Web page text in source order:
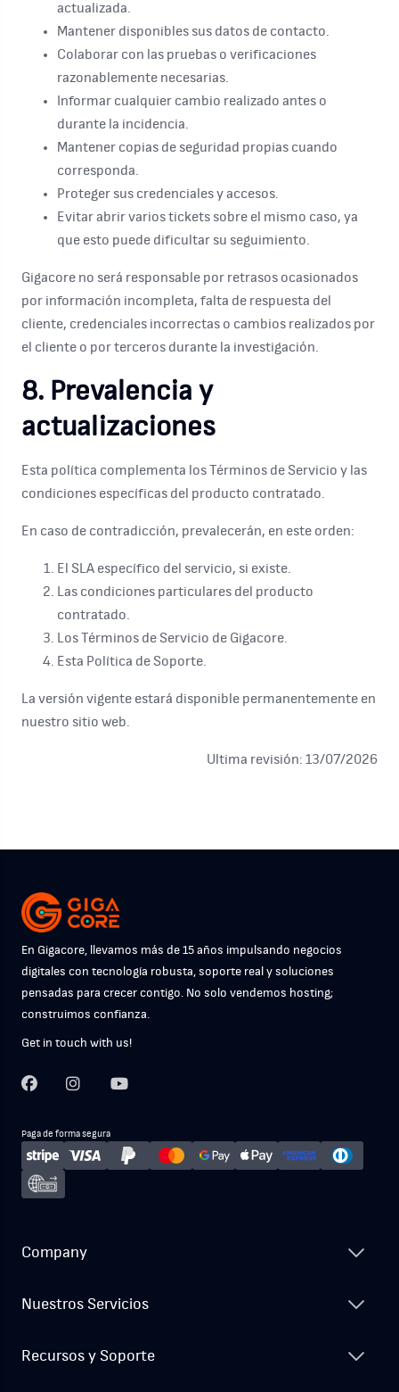
actualizada.
Mantener disponibles sus datos de contacto.
Colaborar con las pruebas o verificaciones
razonablemente necesarias.
Informar cualquier cambio realizado antes o
durante la incidencia.
Mantener copias de seguridad propias cuando
corresponda.
Proteger sus credenciales y accesos.
Evitar abrir varios tickets sobre el mismo caso, ya
que esto puede dificultar su seguimiento.
Gigacore no será responsable por retrasos ocasionados
por información incompleta, falta de respuesta del
cliente, credenciales incorrectas o cambios realizados por
el cliente o por terceros durante la investigación.
8. Prevalencia y
actualizaciones
Esta política complementa los Términos de Servicio y las
condiciones específicas del producto contratado.
En caso de contradicción, prevalecerán, en este orden:
El SLA específico del servicio, si existe.
Las condiciones particulares del producto
contratado.
Los Términos de Servicio de Gigacore.
Esta Política de Soporte.
La versión vigente estará disponible permanentemente en
nuestro sitio web.
Ultima revisión: 13/07/2026
En Gigacore, llevamos más de 15 años impulsando negocios
digitales con tecnología robusta, soporte real y soluciones
pensadas para crecer contigo. No solo vendemos hosting;
construimos confianza.
Get in touch with us!
Paga de forma segura
Company
Nuestros Servicios
Recursos y Soporte